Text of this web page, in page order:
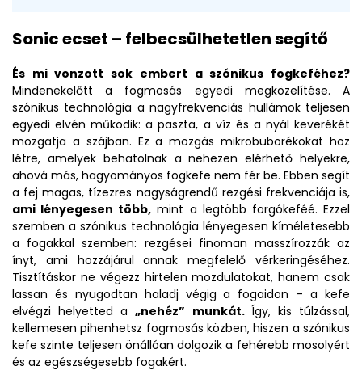
Sonic ecset – felbecsülhetetlen segítő
És mi vonzott sok embert a szónikus fogkeféhez?
Mindenekelőtt a fogmosás egyedi megközelítése. A
szónikus technológia a nagyfrekvenciás hullámok teljesen
egyedi elvén működik: a paszta, a víz és a nyál keverékét
mozgatja a szájban. Ez a mozgás mikrobuborékokat hoz
létre, amelyek behatolnak a nehezen elérhető helyekre,
ahová más, hagyományos fogkefe nem fér be. Ebben segít
a fej magas, tízezres nagyságrendű rezgési frekvenciája is,
ami lényegesen több, mint a legtöbb forgókeféé. Ezzel
szemben a szónikus technológia lényegesen kíméletesebb
a fogakkal szemben: rezgései finoman masszírozzák az
ínyt, ami hozzájárul annak megfelelő vérkeringéséhez.
Tisztításkor ne végezz hirtelen mozdulatokat, hanem csak
lassan és nyugodtan haladj végig a fogaidon – a kefe
elvégzi helyetted a„nehéz” munkát. Így, kis túlzással,
kellemesen pihenhetsz fogmosás közben, hiszen a szónikus
kefe szinte teljesen önállóan dolgozik a fehérebb mosolyért
és az egészségesebb fogakért.